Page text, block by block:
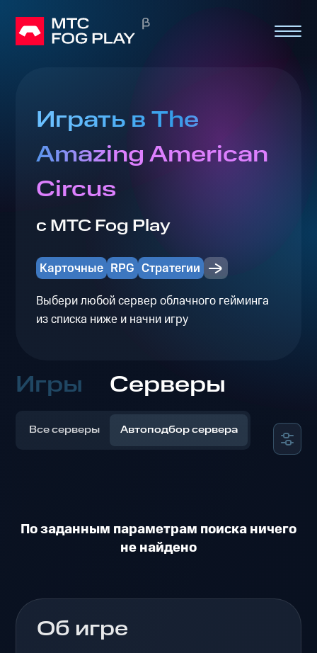
Играть в The
Amazing American
Circus
с МТС Fog Play
Карточные RPG Стратегии
Выбери любой сервер облачного гейминга
из списка ниже и начни игру
Игры Серверы
Все серверы Автоподбор сервера
По заданным параметрам поиска ничего
не найдено
Об игре